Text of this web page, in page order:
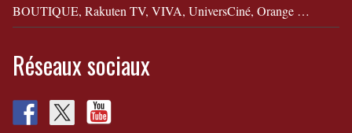
BOUTIQUE, Rakuten TV, VIVA, UniversCiné, Orange …
Réseaux sociaux